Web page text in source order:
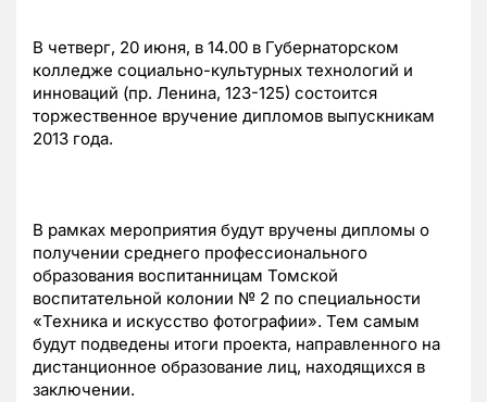
В четверг, 20 июня, в 14.00 в Губернаторском
колледже социально-культурных технологий и
инноваций (пр. Ленина, 123-125) состоится
торжественное вручение дипломов выпускникам
2013 года.
В рамках мероприятия будут вручены дипломы о
получении среднего профессионального
образования воспитанницам Томской
воспитательной колонии № 2 по специальности
«Техника и искусство фотографии». Тем самым
будут подведены итоги проекта, направленного на
дистанционное образование лиц, находящихся в
заключении.